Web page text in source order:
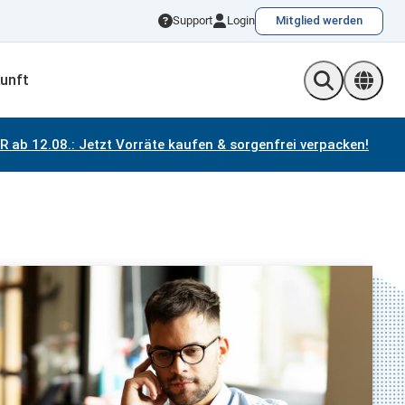
×
Support Login Mitglied werden
ab 12.08.: Jetzt Vorräte kaufen & sorgenfrei verpacken!